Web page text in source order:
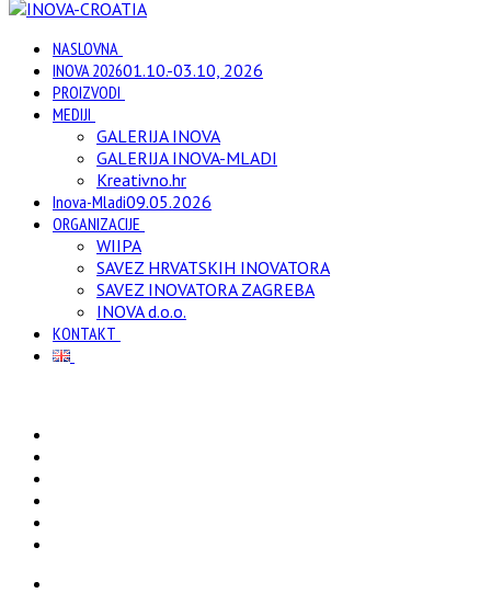
NASLOVNA
INOVA 202601.10.-03.10, 2026
PROIZVODI
MEDIJI
GALERIJA INOVA
GALERIJA INOVA-MLADI
Kreativno.hr
Inova-Mladi09.05.2026
ORGANIZACIJE
WIIPA
SAVEZ HRVATSKIH INOVATORA
SAVEZ INOVATORA ZAGREBA
INOVA d.o.o.
KONTAKT